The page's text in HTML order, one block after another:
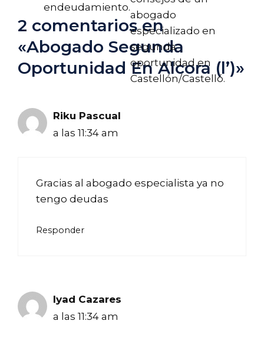
endeudamiento.
abogado
especializado en
segunda
oportunidad en
Castellón/Castelló.
2 comentarios en
«Abogado Segunda
Oportunidad En Alcora (l’)»
Riku Pascual
a las 11:34 am
Gracias al abogado especialista ya no
tengo deudas
Responder
Iyad Cazares
a las 11:34 am